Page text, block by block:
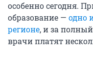
особенно сегодня.
образование — одно
регионе, и за
врачи платят